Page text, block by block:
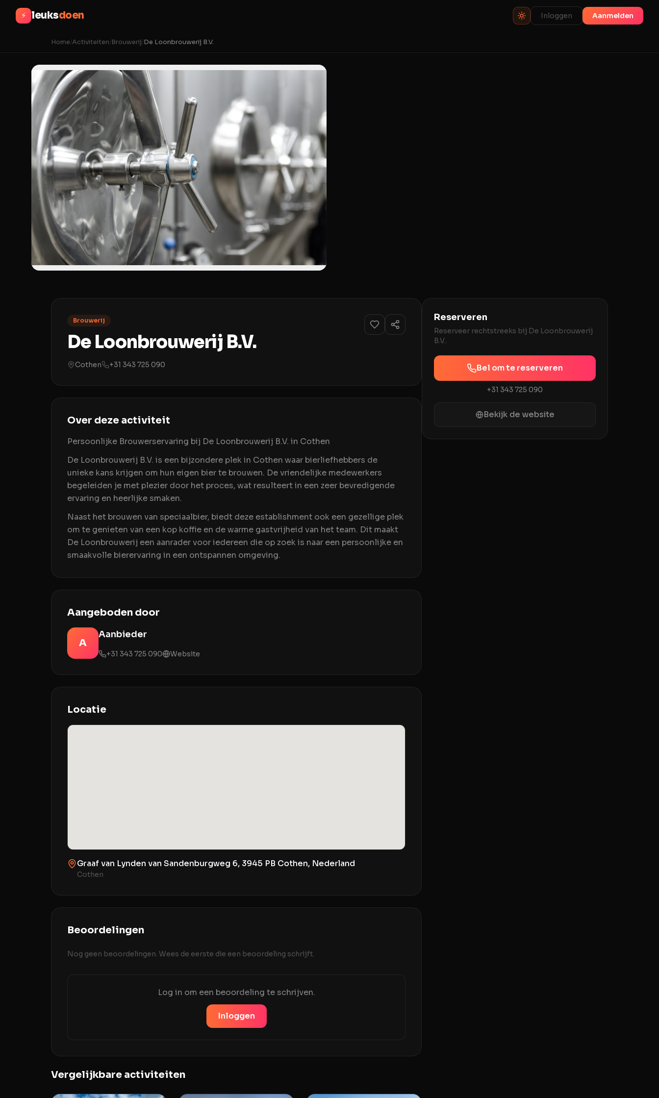
⚡ leuksdoen Inloggen Aanmelden
Home/Activiteiten/Brouwerij/De Loonbrouwerij B.V.
Brouwerij
De Loonbrouwerij B.V.
Cothen +31 343 725 090
Over deze activiteit
Persoonlijke Brouwerservaring bij De Loonbrouwerij B.V. in Cothen
De Loonbrouwerij B.V. is een bijzondere plek in Cothen waar bierliefhebbers de
unieke kans krijgen om hun eigen bier te brouwen. De vriendelijke medewerkers
begeleiden je met plezier door het proces, wat resulteert in een zeer bevredigende
ervaring en heerlijke smaken.
Naast het brouwen van speciaalbier, biedt deze establishment ook een gezellige plek
om te genieten van een kop koffie en de warme gastvrijheid van het team. Dit maakt
De Loonbrouwerij een aanrader voor iedereen die op zoek is naar een persoonlijke en
smaakvolle bierervaring in een ontspannen omgeving.
Aangeboden door
A
Aanbieder
+31 343 725 090 Website
Locatie
Graaf van Lynden van Sandenburgweg 6, 3945 PB Cothen, Nederland
Cothen
Beoordelingen
Nog geen beoordelingen. Wees de eerste die een beoordeling schrijft.
Log in om een beoordeling te schrijven.
Inloggen
Vergelijkbare activiteiten
Reserveren
Reserveer rechtstreeks bij De Loonbrouwerij
B.V..
Bel om te reserveren
+31 343 725 090
Bekijk de website